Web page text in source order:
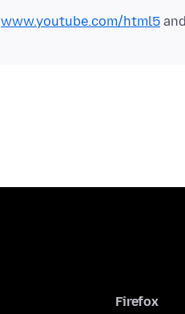
www.youtube.com/html5
Firefox